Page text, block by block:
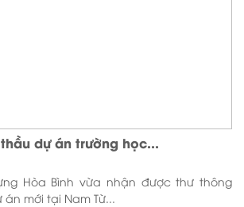
dự án trường học...
Hòa Bình vừa nhận được thư thông
mới tại Nam Từ...